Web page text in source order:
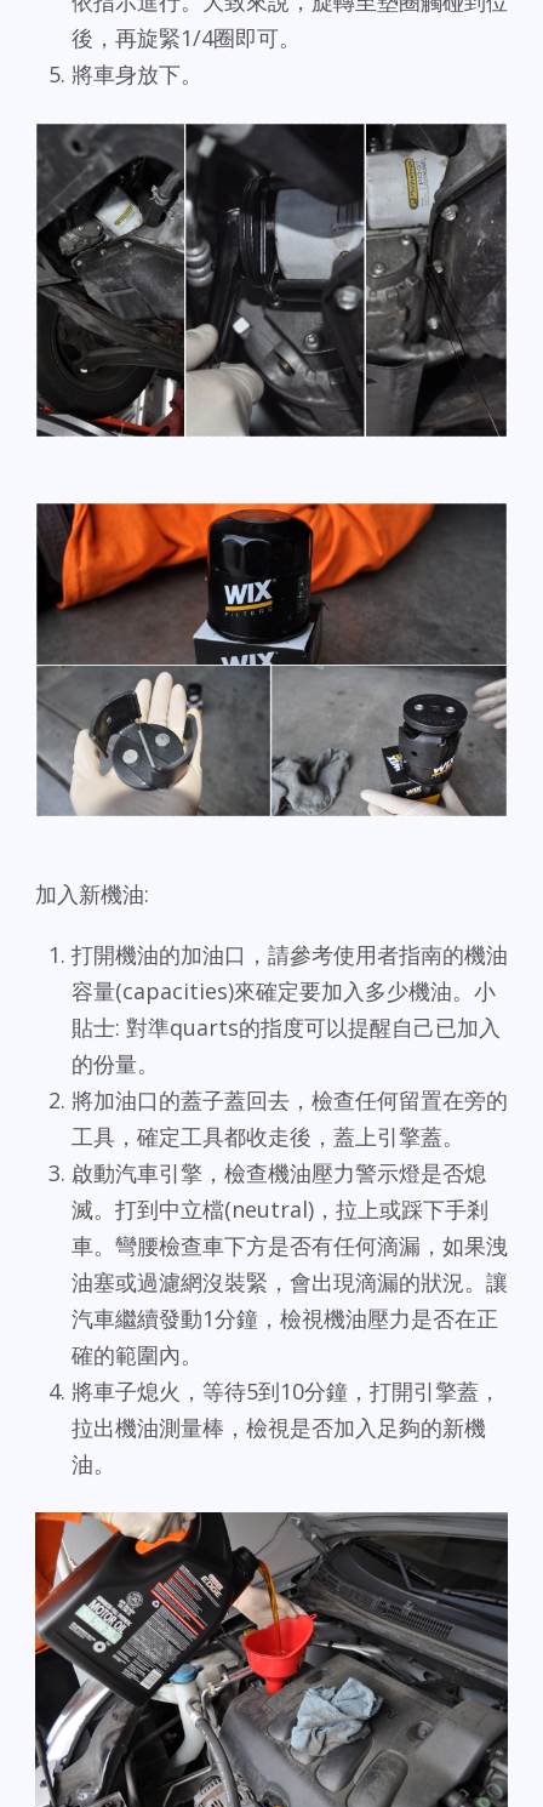
後，再旋緊1/4圈即可。
將車身放下。
加入新機油:
打開機油的加油口，請參考使用者指南的機油
容量(capacities)來確定要加入多少機油。小
貼士: 對準quarts的指度可以提醒自己已加入
的份量。
將加油口的蓋子蓋回去，檢查任何留置在旁的
工具，確定工具都收走後，蓋上引擎蓋。
啟動汽車引擎，檢查機油壓力警示燈是否熄
滅。打到中立檔(neutral)，拉上或踩下手剎
車。彎腰檢查車下方是否有任何滴漏，如果洩
油塞或過濾網沒裝緊，會出現滴漏的狀況。讓
汽車繼續發動1分鐘，檢視機油壓力是否在正
確的範圍內。
將車子熄火，等待5到10分鐘，打開引擎蓋，
拉出機油測量棒，檢視是否加入足夠的新機
油。